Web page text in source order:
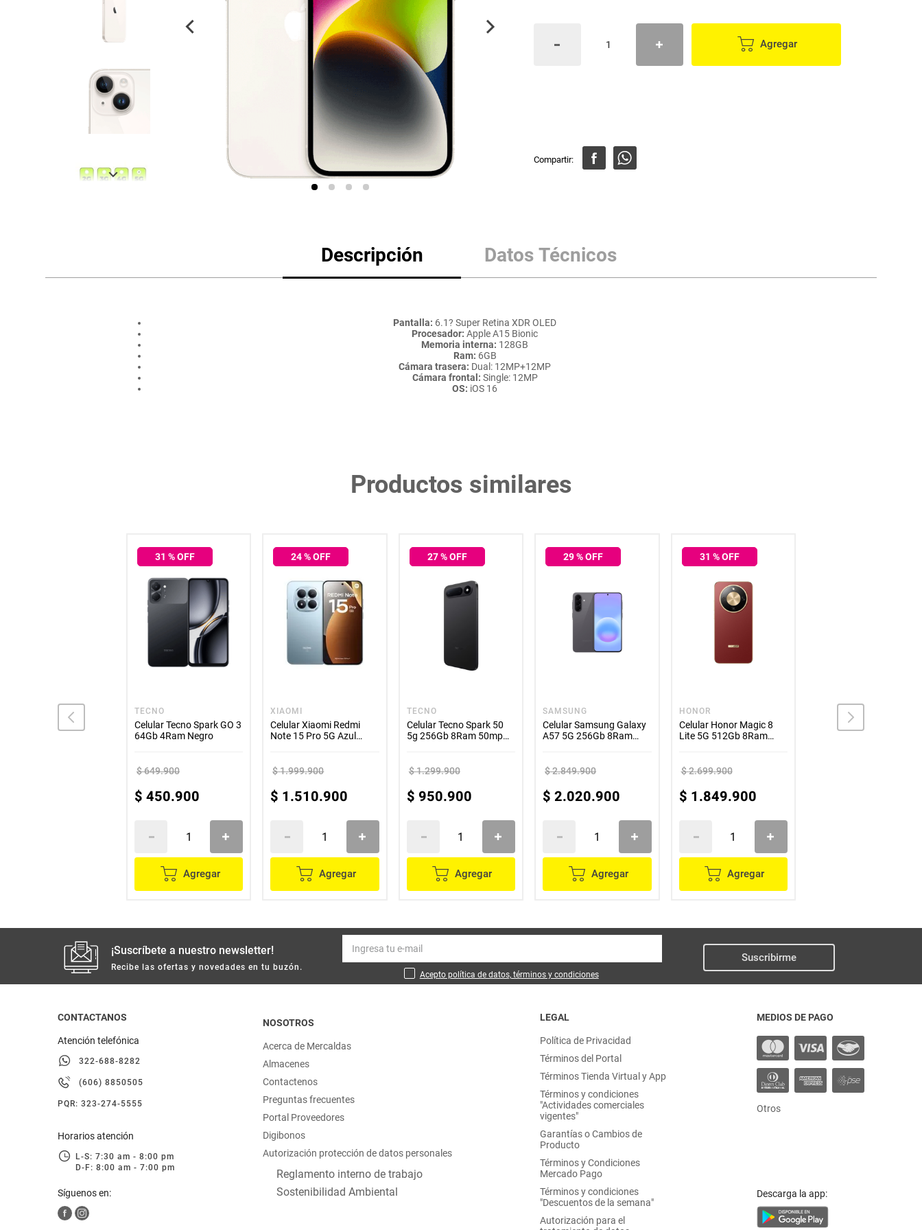
lácteos y refrigerados
vinos y licores
otros
Agregar
Descripción Datos Técnicos
Pantalla: 6.1? Super Retina XDR OLED
Procesador: Apple A15 Bionic
Memoria interna: 128GB
Ram: 6GB
Cámara trasera: Dual: 12MP+12MP
Cámara frontal: Single: 12MP
OS: iOS 16
Productos similares
iPhone 11 Pro -
31 % OFF
TECNO
Celular Tecno Spark GO 3
64Gb 4Ram Negro
$649.900
$ 450.900
Agregar
24% OFF
XIAOMI
Celular Xiaomi Redmi
Note 15 Pro 5G Azul
$1.999.900
$ 1.510.900
Agregar
27% OFF
TECNO
Celular Tecno Spark 50
5g 256Gb 8Ram 50mp
$1.299.900
$ 950.900
Agregar
29% OFF
SAMSUNG
Celular Samsung Galaxy
A57 5G 256Gb 8Ram
$2.849.900
$ 2.020.900
Agregar
31 % OFF
HONOR
Celular Honor Magic 8
Lite 5G 512Gb 8Ram
$2.699.900
$ 1.849.900
Agregar
SAMSUNG
Celular Samsung Galaxy
¡Suscríbete a nuestro newsletter!
Recibe las ofertas y novedades en tu buzón.
Acepto política de datos, términos y condiciones
Suscribirme
CONTACTANOS
Atención telefónica
322-688-8282
(606) 8850505
PQR: 323-274-5555
Horarios atención
L-S: 7:30 am - 8:00 pm
D-F: 8:00 am - 7:00 pm
Síguenos en:
NOSOTROS
Acerca de Mercaldas
Almacenes
Contactenos
Preguntas frecuentes
Portal Proveedores
Digibonos
Autorización protección de datos personales
Reglamento interno de trabajo
Sostenibilidad Ambiental
LEGAL
Política de Privacidad
Términos del Portal
Términos Tienda Virtual y App
Términos y condiciones
"Actividades comerciales
vigentes"
Garantías o Cambios de
Producto
Términos y Condiciones
Mercado Pago
Términos y condiciones
"Descuentos de la semana"
Autorización para el
MEDIOS DE PAGO
Otros
Descarga la app: